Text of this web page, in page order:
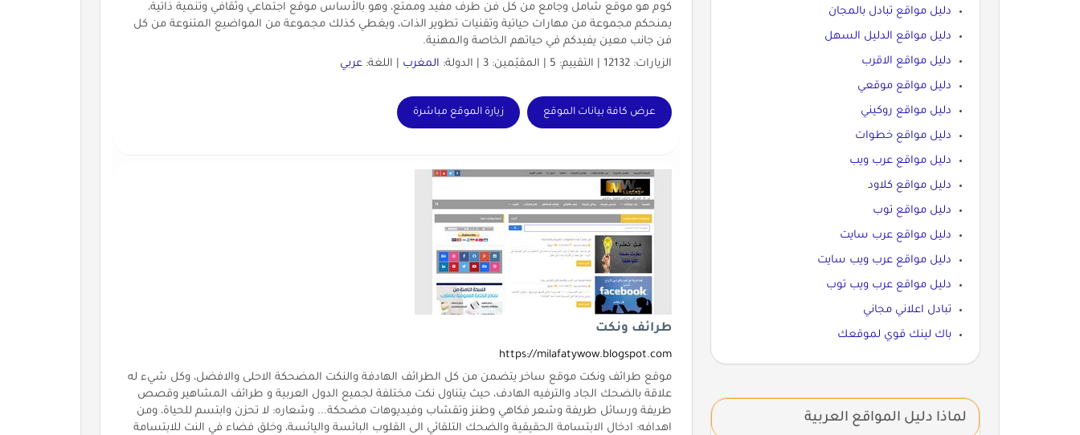
كوم هو موقع شامل وجامع من كل فن طرف مفيد وممتع، وهو بالأساس موقع اجتماعي وثقافي وتنمية ذاتية،
يمنحكم مجموعة من مهارات حياتية وتقنيات تطوير الذات، ويغطي كذلك مجموعة من المواضيع المتنوعة من كل
فن جانب معين يفيدكم في حياتهم الخاصة والمهنية.
الزيارات: 12132 | التقييم: 5 | المقيّمين: 3 | الدولة:
المغرب | اللغة: عربي
عرض كافة بيانات الموقع زيارة الموقع مباشرة
طرائف ونكت
https://milafatywow.blogspot.com
موقع طرائف ونكت موقع ساخر يتضمن من كل الطرائف الهادفة والنكت المضحكة الاحلى والافضل، وكل شيء له
علاقة بالضحك الجاد والترفيه الهادف، حيث يتناول نكت مختلفة لجميع الدول العربية و طرائف المشاهير وقصص
طريفة ورسائل طريفة وشعر فكاهي وطنز وتقشاب وفيديوهات مضحكة... وشعاره: لا تحزن وابتسم للحياة، ومن
اهدافه: ادخال الابتسامة الحقيقية والضحك التلقائي الى القلوب البائسة واليائسة، وخلق فضاء في النت للابتسامة
دليل مواقع تبادل بالمجان
دليل مواقع الدليل السهل
دليل مواقع الاقرب
دليل مواقع موقعي
دليل مواقع روكيني
دليل مواقع خطوات
دليل مواقع عرب ويب
دليل مواقع كلاود
دليل مواقع توب
دليل مواقع عرب سايت
دليل مواقع عرب ويب سايت
دليل مواقع عرب ويب توب
تبادل اعلاني مجاني
باك لينك قوي لموقعك
لماذا دليل المواقع العربية